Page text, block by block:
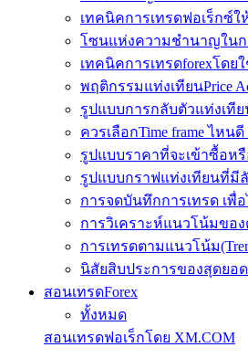
เทคนิคการเทรดฟอเร็กซ์ใ
โซนแห่งความชำนาญในก
เทคนิคการเทรดforexโดยใ
พฤติกรรมแท่งเทียนPrice
รูปแบบการกลับตัวแท่งเที
ควรเลือกTime frame ไหน
รูปแบบราคาที่จะเข้าซื้อหรื
รูปแบบกราฟแท่งเทียนที่มีลั
การจดบันทึกการเทรด เพื่
การวิเคราะห์แนวโน้มขอ
การเทรดตามแนวโน้ม
นิสัยสิบประการของสุดยอด
สอนเทรดForex
ทั้งหมด
สอนเทรดฟอเร็กโดย XM.COM